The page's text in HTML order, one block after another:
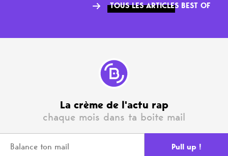
TOUS LES ARTICLES BEST OF
La crème de l'actu rap
chaque mois dans ta boite mail